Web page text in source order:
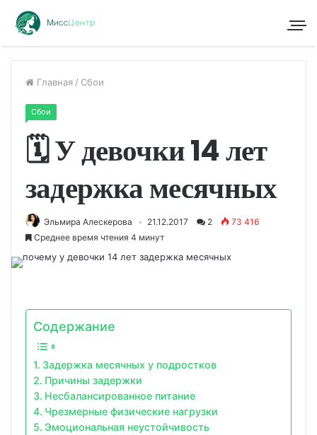
Главная / Сбои
Сбои
🗓 У девочки 14 лет
задержка месячных
Эльмира Алескерова 21.12.2017 2
73 416
Среднее время чтения 4 минут
Содержание
Задержка месячных у подростков
Причины задержки
Несбалансированное питание
Чрезмерные физические нагрузки
Эмоциональная неустойчивость